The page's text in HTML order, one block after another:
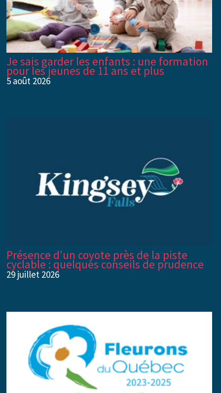
Je sais garder les enfants : une formation
pour les jeunes de 11 ans et plus
5 août 2026
Présence d'un coyote près de la piste
cyclable : quelques conseils de prudence
29 juillet 2026